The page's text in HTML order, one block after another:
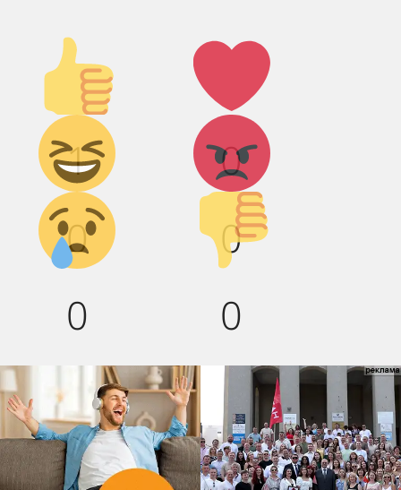
Палец
вверх!
1
Лайк!
0
Дикий
смех!
0
Агрессия!
0
Грусть :(
0
Палец
вниз!
0